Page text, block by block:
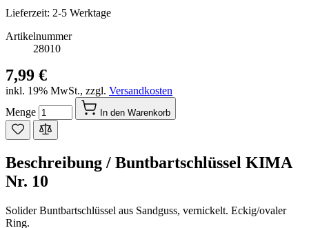
Lieferzeit: 2-5 Werktage
Artikelnummer
28010
7,99 €
inkl. 19% MwSt., zzgl. Versandkosten
Menge
In den Warenkorb
Beschreibung / Buntbartschlüssel KIMA
Nr. 10
Solider Buntbartschlüssel aus Sandguss, vernickelt. Eckig/ovaler
Ring.